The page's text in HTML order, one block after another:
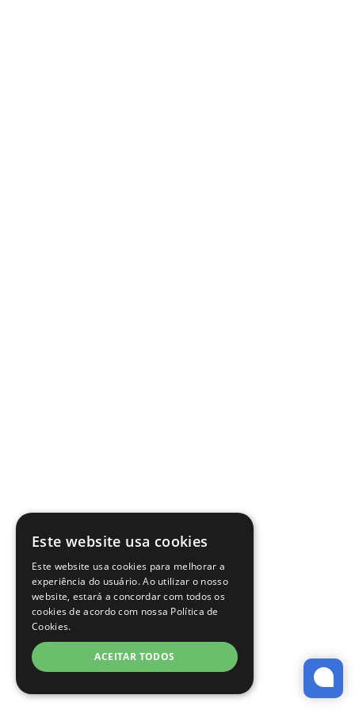
Este website usa cookies
Este website usa cookies para melhorar a
experiência do usuário. Ao utilizar o nosso
website, estará a concordar com todos os
cookies de acordo com nossa Política de
Cookies.
ACEITAR TODOS